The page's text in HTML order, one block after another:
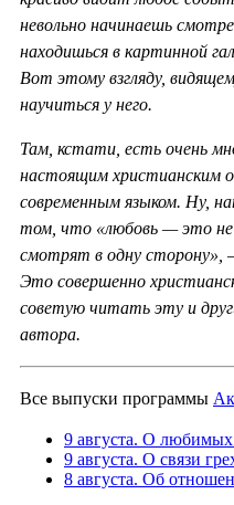
невольно начинаешь
находишься в картинной
Вот этому взгляду,
научиться у него.
Там, кстати, есть очень
настоящим христианским
современным языком. Ну,
том, что «любовь — это не
смотрят в одну сторону»,
Это совершенно
советую читать эту и
автора.
Все выпуски программы
9 августа. О
9 августа. О связи
8 августа. Об